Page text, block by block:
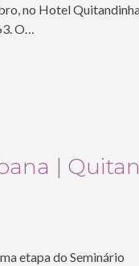
no Hotel
O…
|
etapa do Seminário